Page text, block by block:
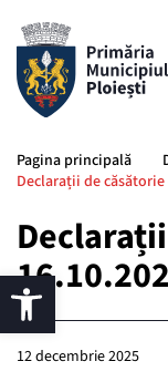
Pagina principală
Declarații de căsătorie
12 decembrie 2025